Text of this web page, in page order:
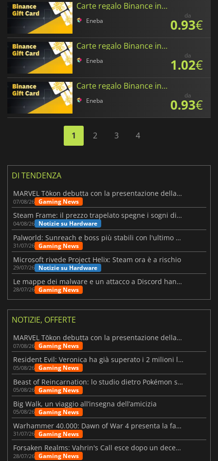
Carte regalo Binance in USD Coin
Eneba
da
0.93€
Carte regalo Binance in XRP
Eneba
da
1.02€
Carte regalo Binance in Tether
Eneba
da
0.93€
1 2 3 4
DI TENDENZA
MARVEL Tōkon debutta con la presentazione della roadmap per il primo anno
07/08/26 Gaming News
Steam Frame: il prezzo trapelato spegne i sogni di un VR economico
04/08/26 Notizie su Hardware
Palworld: Sunreach e boss più stabili con l'ultimo update
31/07/26 Gaming News
Microsoft rivede Project Helix: Steam ora è a rischio
29/07/26 Notizie su Hardware
Le mappe dei malware e un attacco a Discord hanno colpito Meccha Chameleon
28/07/26 Gaming News
NOTIZIE, OFFERTE
MARVEL Tōkon debutta con la presentazione della roadmap per il primo anno
07/08/26 Gaming News
Resident Evil: Veronica ha già superato i 2 milioni liste dei desideri
05/08/26 Gaming News
Beast of Reincarnation: lo studio dietro Pokémon su una nuova strada
05/08/26 Gaming News
Big Walk, un viaggio all’insegna dell’amicizia
05/08/26 Gaming News
Warhammer 40.000: Dawn of War 4 presenta la fazione dei Necron
31/07/26 Gaming News
Forsaken Realms: Vahrin's Call esce dopo un decennio di sviluppo
28/07/26 Gaming News